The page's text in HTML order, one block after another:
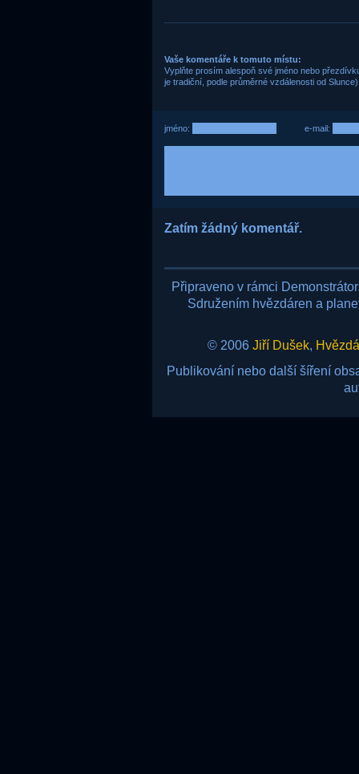
Vaše komentáře k tomuto místu:
Vyplňte prosím alespoň své jméno nebo
je tradiční, podle průměrné vzdálenosti od
jméno: e-mail:
Zatím žádný komentář.
Připraveno v rámci
Sdružením hvězdáren a
© 2006 Jiří Dušek,
Publikování nebo další šíření